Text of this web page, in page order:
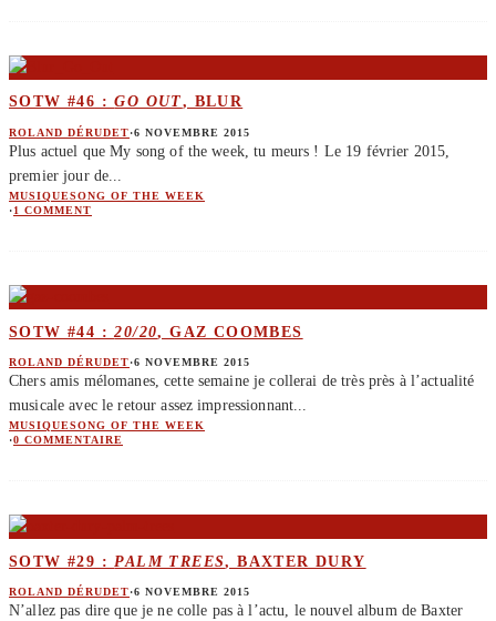
SOTW #46 :GO OUT, BLUR
ROLAND DÉRUDET·6 NOVEMBRE 2015
Plus actuel que My song of the week, tu meurs ! Le 19 février 2015,
premier jour de
MUSIQUESONG OF THE WEEK
·1 COMMENT
SOTW #44 :20/20, GAZ COOMBES
ROLAND DÉRUDET·6 NOVEMBRE 2015
Chers amis mélomanes, cette semaine je collerai de très près à l’actualité
musicale avec le retour assez impressionnant...
MUSIQUESONG OF THE WEEK
·0 COMMENTAIRE
SOTW #29 : PALM TREES, BAXTER DURY
ROLAND DÉRUDET·6 NOVEMBRE 2015
N’allez pas dire que je ne colle pas à l’actu, le nouvel album de Baxter